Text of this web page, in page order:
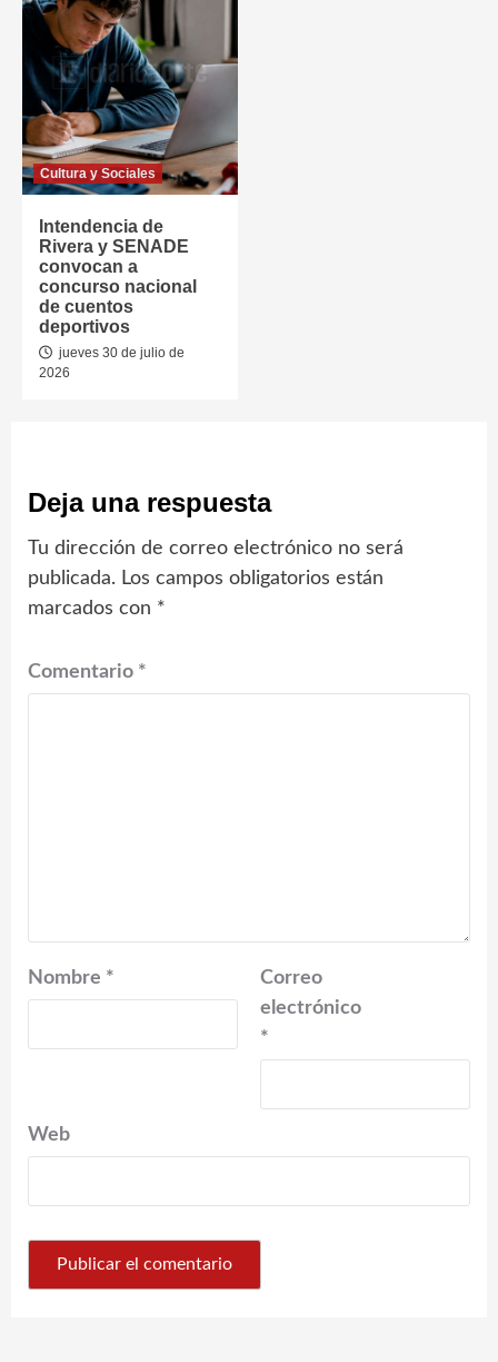
Cultura y Sociales
Intendencia de
Rivera y SENADE
convocan a
concurso nacional
de cuentos
deportivos
jueves 30 de julio de
2026
Deja una respuesta
Tu dirección de correo electrónico no será
publicada. Los campos obligatorios están
marcados con *
Comentario *
Nombre *
Correo
electrónico
*
Web